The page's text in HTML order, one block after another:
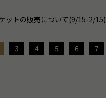
ットの販売について(9/15-2/15)
3 4 5 6 7